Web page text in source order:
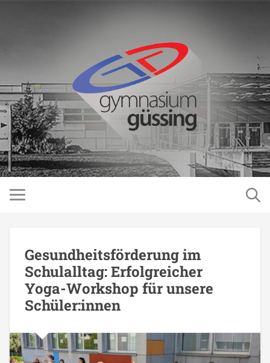
Gesundheitsförderung im
Schulalltag: Erfolgreicher
Yoga-Workshop für unsere
Schüler:innen